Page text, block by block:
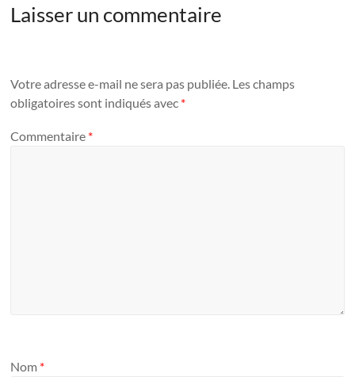
Laisser un commentaire
Votre adresse e-mail ne sera pas publiée. Les champs
obligatoires sont indiqués avec *
Commentaire *
Nom *